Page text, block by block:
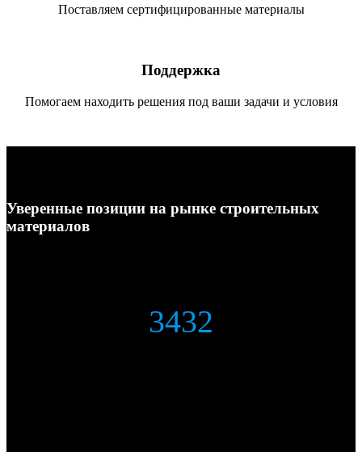
Поставляем сертифицированные материалы
Поддержка
Помогаем находить решения под ваши задачи и условия
Уверенные позиции на рынке строительных
материалов
3432